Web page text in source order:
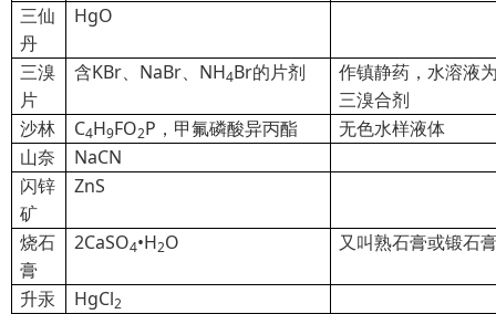
三仙
丹
HgO
三溴
片
含KBr、NaBr、NH4Br的片剂
作镇静药，水溶液
三溴合剂
沙林
C4H9FO2P ，甲氟磷酸异丙酯
无色水样液体
山奈
NaCN
闪锌
矿
ZnS
烧石
膏
2CaSO4•H2O 又叫熟石膏或锻石
升汞 HgCl2